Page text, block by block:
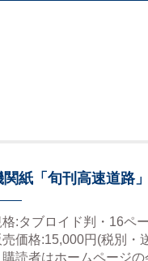
関紙「旬刊高速道路
格:タブロイド判・16ペ
売価格:15,000円(税別・
購読者はホームページ